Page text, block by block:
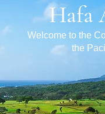
Hafa
Welcome to the
the